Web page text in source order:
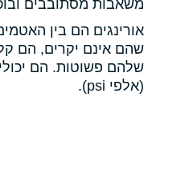
משאבות מסתובבים
אורינגים הם בין
שהם אינם יקרים, הם
שלהם פשוטות. הם
(אלפי psi).